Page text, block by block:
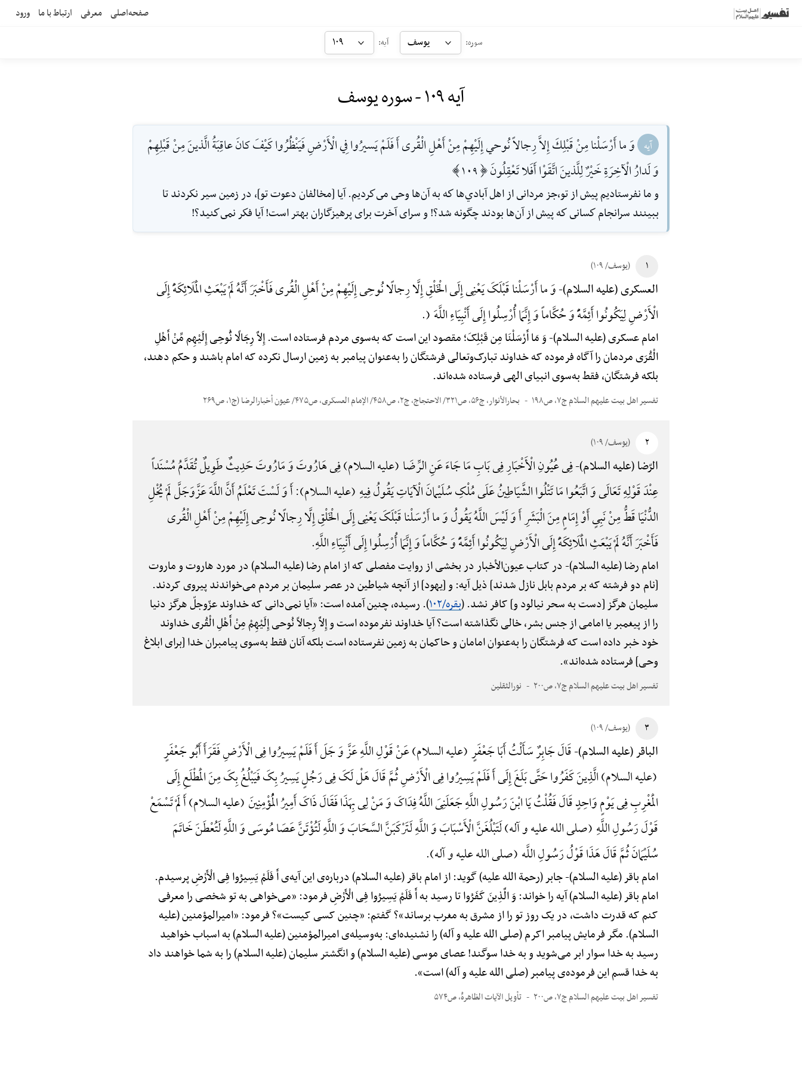
صفحه‌اصلی معرفی ارتباط با ما ورود
سوره: یوسف آیه: ۱۰۹
آیه ۱۰۹ - سوره یوسف
آیه وَ ما أَرْسَلْنا مِنْ قَبْلِكَ إِلاَّ رِجالاً نُوحي إِلَيْهِمْ مِنْ أَهْلِ الْقُرى أَ فَلَمْ يَسيرُوا فِي الْأَرْضِ فَيَنْظُرُوا كَيْفَ كانَ عاقِبَةُ الَّذينَ مِنْ قَبْلِهِمْ
وَ لَدارُ الْآخِرَةِ خَيْرٌ لِلَّذينَ اتَّقَوْا أَفَلا تَعْقِلُونَ [109]
و ما نفرستاديم پيش از تو،جز مردانى از اهل آبادي‌ها كه به آن‌ها وحى مى‌كرديم. آيا [مخالفان دعوت تو]، در زمين سير نكردند تا
ببينند سرانجام كسانى كه پيش از آن‌ها بودند چگونه شد؟! و سراى آخرت براى پرهيزگاران بهتر است! آيا فكر نمى‌كنيد؟!
۱ (یوسف/ ۱۰۹)
العسکری (علیه السلام)-وَ ما أَرْسَلْنا قَبْلَکَ یَعْنِی إِلَی الْخَلْقِ إِلَّا رِجالًا نُوحِی إِلَیْهِمْ مِنْ أَهْلِ الْقُری فَأَخْبَرَ أَنَّهُ لَمْ یَبْعَثِ الْمَلَائِکَهًَْ إِلَی
الْأَرْضِ لِیَکُونُوا أَئِمَّهًًْ وَ حُکَّاماً وَ إِنَّمَا أُرْسِلُوا إِلَی أَنْبِیَاءِ اللَّهَ (.
امام عسکری (علیه السلام)-وَ مَا أَرْسَلْنَا مِن قَبْلِکَ؛ مقصود این است که به‌سوی مردم فرستاده است. إِلاَّ رِجَالًا نُّوحِی إِلَیْهِم مِّنْ أَهْلِ
الْقُرَی مردمان را آگاه فرموده که خداوند تبارک‌وتعالی فرشتگان را به‌عنوان پیامبر به زمین ارسال نکرده که امام باشند و حکم دهند،
بلکه فرشتگان، فقط به‌سوی انبیای الهی فرستاده شده‌اند.
تفسیر اهل بیت علیهم السلام ج۷، ص۱۹۸ بحارالأنوار، ج۵۶، ص۳۲۱/ الاحتجاج، ج۲، ص۴۵۸/ الإمام العسکری، ص۴۷۵/ عیون أخبارالرضا (ج۱، ص۲۶۹
۲ (یوسف/ ۱۰۹)
الرّضا (علیه السلام)-فِی عُیُونِ الْأَخْبَارِ فِی بَابِ مَا جَاءَ عَنِ الرِّضَا (علیه السلام) فِی هَارُوتَ وَ مَارُوتَ حَدِیثٌ طَوِیلٌ تُقَدَّمُ مُسْنَداً
عِنْدَ قَوْلِهِ تَعَالَی وَ اتَّبَعُوا مَا تَتْلُوا الشَّیَاطِینُ عَلَی مُلْکِ سُلَیْمانَ الْآیَاتِ یَقُولُ فِیهِ (علیه السلام): أَ وَ لَسْتَ تَعْلَمُ أَنَّ اللَّهَ عَزَّوَجَلَّ لَمْ یُخْلِ
الدُّنْیَا قَطُّ مِنْ نَبِیٍ أَوْ إِمَامٍ مِنَ الْبَشَرِ أَ وَ لَیْسَ اللَّهُ یَقُولُ وَ ما أَرْسَلْنا قَبْلَکَ یَعْنِی إِلَی الْخَلْقِ إِلَّا رِجالًا نُوحِی إِلَیْهِمْ مِنْ أَهْلِ الْقُری
فَأَخْبَرَ أَنَّهُ لَمْ یَبْعَثِ الْمَلَائِکَهًَْ إِلَی الْأَرْضِ لِیَکُونُوا أَئِمَّهًًْ وَ حُکَّاماً وَ إِنَّمَا أُرْسِلُوا إِلَی أَنْبِیَاءِ اللَّهِ.
امام رضا (علیه السلام)-در کتاب عیون‌الأخبار در بخشی از روایت مفصلی که از امام رضا (علیه السلام) در مورد هاروت و ماروت
[نام دو فرشته که بر مردم بابل نازل شدند] ذیل آیه: و [یهود] از آنچه شیاطین در عصر سلیمان بر مردم می‌خواندند پیروی کردند.
سلیمان هرگز [دست به سحر نیالود و] کافر نشد. (بقره/۱۰۲
). رسیده، چنین آمده است: «آیا نمی‌دانی که خداوند عزّوجلّ هرگز دنیا
را از پیغمبر یا امامی از جنس بشر، خالی نگذاشته است؟ آیا خداوند نفرموده است و إِلاَّ رِجالاً نُوحی إِلَیْهِمْ مِنْ أَهْلِ الْقُری خداوند
خود خبر داده است که فرشتگان را به‌عنوان امامان و حاکمان به زمین نفرستاده است بلکه آنان فقط به‌سوی پیامبران خدا [برای ابلاغ
وحی] فرستاده شده‌اند».
تفسیر اهل بیت علیهم السلام ج۷، ص۲۰۰ نورالثقلین
۳ (یوسف/ ۱۰۹)
الباقر (علیه السلام)-قَالَ جَابِرٌ سَأَلْتُ أَبَا جَعْفَرٍ (علیه السلام) عَنْ قَوْلِ اللَّهِ عَزَّ وَ جَلَ أَ فَلَمْ یَسِیرُوا فِی الْأَرْضِ فَقَرَأَ أَبُو جَعْفَرٍ
(علیه السلام) الَّذِینَ کَفَرُوا حَتَّی بَلَغَ إِلَی أَ فَلَمْ یَسِیرُوا فِی الْأَرْضِ ثُمَّ قَالَ هَلْ لَکَ فِی رَجُلٍ یَسِیرُ بِکَ فَیَبْلُغُ بِکَ مِنَ الْمَطْلَعِ إِلَی
الْمَغْرِبِ فِی یَوْمٍ وَاحِدٍ قَالَ فَقُلْتُ یَا ابْنَ رَسُولِ اللَّهِ جَعَلَنِیَ اللَّهُ فِدَاکَ وَ مَنْ لِی بِهَذَا فَقَالَ ذَاکَ أَمِیرُ الْمُؤْمِنِینَ (علیه السلام) أَ لَمْ تَسْمَعْ
قَوْلَ رَسُولِ اللَّهِ (صلی الله علیه و آله) لَتَبْلُغَنَّ الْأَسْبَابَ وَ اللَّهِ لَتَرْکَبَنَّ السَّحَابَ وَ اللَّهِ لَتُؤْتَنَّ عَصَا مُوسَی وَ اللَّهِ لَتُعْطَنَ خَاتَمَ
سُلَیْمَانَ ثُمَّ قَالَ هَذَا قَوْلُ رَسُولِ اللَّه (صلی الله علیه و آله).
امام باقر (علیه السلام)-جابر (رحمة الله علیه) گوید: از امام باقر (علیه السلام) درباره‌ی این آیه‌ی أَ فَلَمْ یَسِیرُوا فِی الْأَرْضِ پرسیدم.
امام باقر (علیه السلام) آیه را خواند: وَ الَّذِینَ کَفَرُوا تا رسید به أَ فَلَمْ یَسِیرُوا فِی الْأَرْضِ فرمود: «می‌خواهی به تو شخصی را معرفی
کنم که قدرت داشت، در یک روز تو را از مشرق به مغرب برساند»؟ گفتم: «چنین کسی کیست»؟ فرمود: «امیرالمؤمنین (علیه
السلام). مگر فرمایش پیامبر اکرم (صلی الله علیه و آله) را نشنیده‌ای: به‌وسیله‌ی امیرالمؤمنین (علیه السلام) به اسباب خواهید
رسید به خدا سوار ابر می‌شوید و به خدا سوگند! عصای موسی (علیه السلام) و انگشتر سلیمان (علیه السلام) را به شما خواهند داد
به خدا قسم این فرموده‌ی پیامبر (صلی الله علیه و آله) است».
تفسیر اهل بیت علیهم السلام ج۷، ص۲۰۰ تأویل الآیات الظاهرهًْ، ص۵۷۴